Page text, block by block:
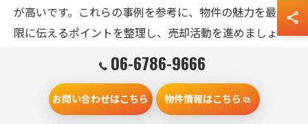
が高いです。これらの事例を参考に、物件の魅力を最大
限に伝えるポイントを整理し、売却活動を進めましょ
立てやすくなります。
戸建売却で押さえたい守口市の価格変動要因
06-6786-9666
お問い合わせはこちら 物件情報はこちら